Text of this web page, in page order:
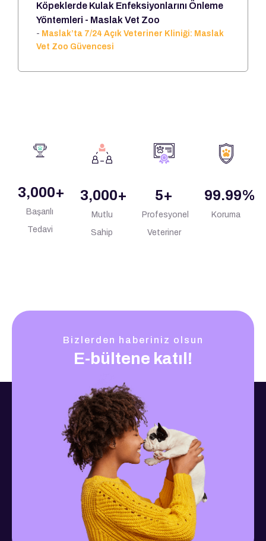
Köpeklerde Kulak Enfeksiyonlarını Önleme
Yöntemleri - Maslak Vet Zoo
- Maslak’ta 7/24 Açık Veteriner Kliniği: Maslak
Vet Zoo Güvencesi
3,000+
Başarılı
Tedavi
3,000+
Mutlu
Sahip
5+
Profesyonel
Veteriner
99.99%
Koruma
Bizlerden haberiniz olsun
E-bültene katıl!